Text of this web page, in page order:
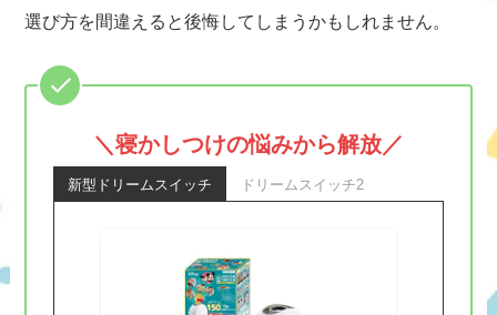
選び方を間違えると後悔してしまうかもしれません。
＼寝かしつけの悩みから解放／
新型ドリームスイッチ ドリームスイッチ2